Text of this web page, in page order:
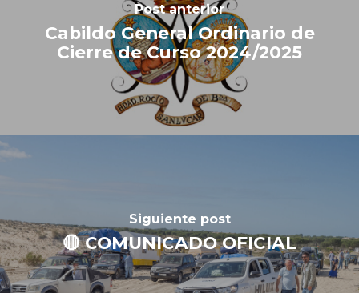
Post anterior
Cabildo General Ordinario de
Cierre de Curso 2024/2025
Siguiente post
🔴 COMUNICADO OFICIAL